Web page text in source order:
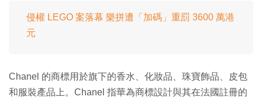
侵權 LEGO 案落幕 樂拼遭「加碼」重罰 3600 萬港
元
Chanel 的商標用於旗下的香水、化妝品、珠寶飾品、皮包
和服裝產品上。Chanel 指華為商標設計與其在法國註冊的